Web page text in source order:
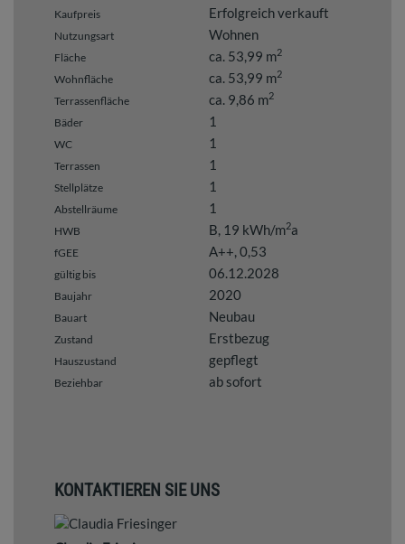
Kaufpreis Erfolgreich verkauft
Nutzungsart Wohnen
Fläche ca. 53,99 m2
Wohnfläche ca. 53,99 m2
Terrassenfläche ca. 9,86 m2
Bäder 1
WC 1
Terrassen 1
Stellplätze 1
Abstellräume 1
HWB B, 19 kWh/m2a
fGEE A++, 0,53
gültig bis 06.12.2028
Baujahr 2020
Bauart Neubau
Zustand Erstbezug
Hauszustand gepflegt
Beziehbar ab sofort
KONTAKTIEREN SIE UNS